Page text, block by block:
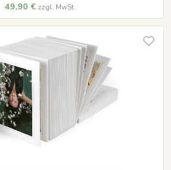
49,90 € zzgl. MwSt.